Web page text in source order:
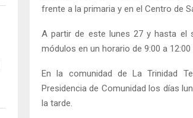
frente a la primaria y en el Centro de
A partir de este lunes 27 y hasta el
módulos en un horario de 9:00 a
En la comunidad de La Trinidad
Presidencia de Comunidad los días
la tarde.